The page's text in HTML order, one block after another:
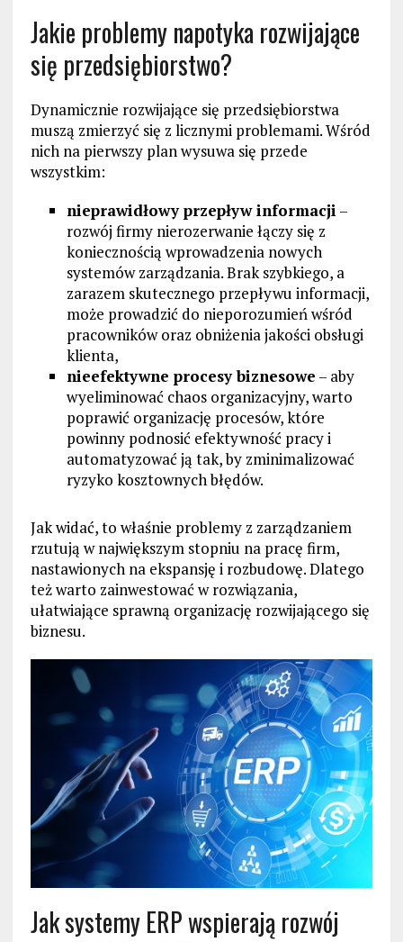
Jakie problemy napotyka rozwijające
się przedsiębiorstwo?
Dynamicznie rozwijające się przedsiębiorstwa
muszą zmierzyć się z licznymi problemami. Wśród
nich na pierwszy plan wysuwa się przede
wszystkim:
nieprawidłowy przepływ informacji –
rozwój firmy nierozerwanie łączy się z
koniecznością wprowadzenia nowych
systemów zarządzania. Brak szybkiego, a
zarazem skutecznego przepływu informacji,
może prowadzić do nieporozumień wśród
pracowników oraz obniżenia jakości obsługi
klienta,
nieefektywne procesy biznesowe – aby
wyeliminować chaos organizacyjny, warto
poprawić organizację procesów, które
powinny podnosić efektywność pracy i
automatyzować ją tak, by zminimalizować
ryzyko kosztownych błędów.
Jak widać, to właśnie problemy z zarządzaniem
rzutują w największym stopniu na pracę firm,
nastawionych na ekspansję i rozbudowę. Dlatego
też warto zainwestować w rozwiązania,
ułatwiające sprawną organizację rozwijającego się
biznesu.
Jak systemy ERP wspierają rozwój